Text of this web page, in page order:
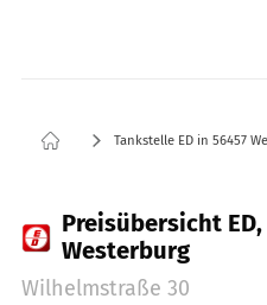
Tankstelle ED in 56457
Preisübersicht
Westerburg
Wilhelmstraße 30